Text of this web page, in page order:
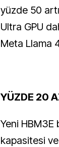
yüzde 50
Ultra GPU
Meta Llama
YÜZDE 20
Yeni
kapasitesi